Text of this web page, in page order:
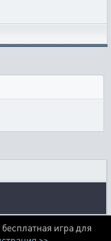
игра для